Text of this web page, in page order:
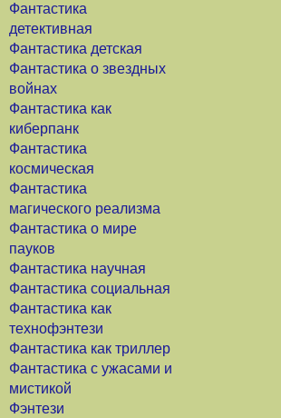
Фантастика
детективная
Фантастика детская
Фантастика о звездных
войнах
Фантастика как
киберпанк
Фантастика
космическая
Фантастика
магического реализма
Фантастика о мире
пауков
Фантастика научная
Фантастика социальная
Фантастика как
технофэнтези
Фантастика как триллер
Фантастика с ужасами и
мистикой
Фэнтези